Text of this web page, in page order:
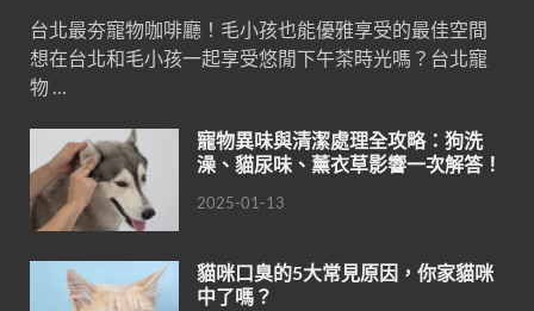
台北最夯寵物咖啡廳！毛小孩也能優雅享受的最佳空間
想在台北和毛小孩一起享受悠閒下午茶時光嗎？台北寵
物 …
寵物異味與清潔處理全攻略：狗洗
澡、貓尿味、薰衣草影響一次解答！
2025-01-13
貓咪口臭的5大常見原因，你家貓咪
中了嗎？